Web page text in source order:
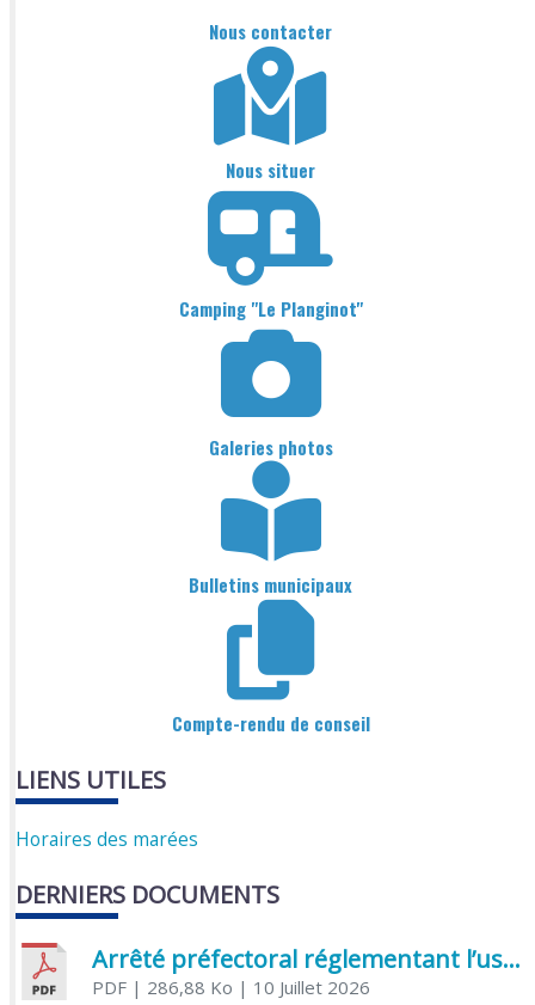
Nous contacter
Nous situer
Camping "Le Planginot"
Galeries photos
Bulletins municipaux
Compte-rendu de conseil
LIENS UTILES
Horaires des marées
DERNIERS DOCUMENTS
Arrêté préfectoral réglementant l’usage de l’eau
PDF| 286,88 Ko | 10 Juillet 2026